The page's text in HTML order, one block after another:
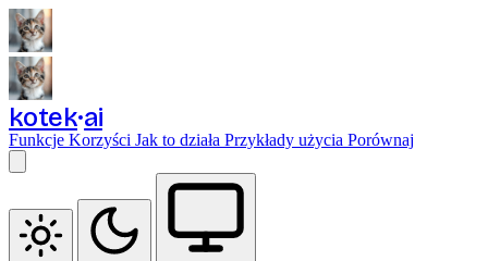
kotek ai
Funkcje Korzyści Jak to działa Przykłady użycia Porównaj